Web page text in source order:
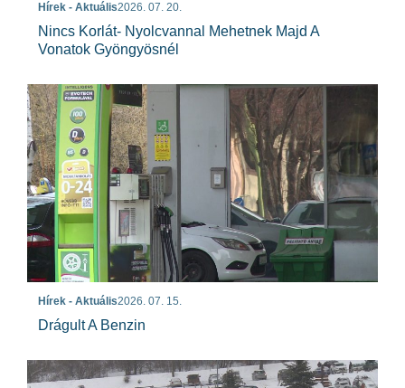
Hírek - Aktuális2026. 07. 20.
Nincs Korlát- Nyolcvannal Mehetnek Majd A
Vonatok Gyöngyösnél
Hírek - Aktuális2026. 07. 15.
Drágult A Benzin